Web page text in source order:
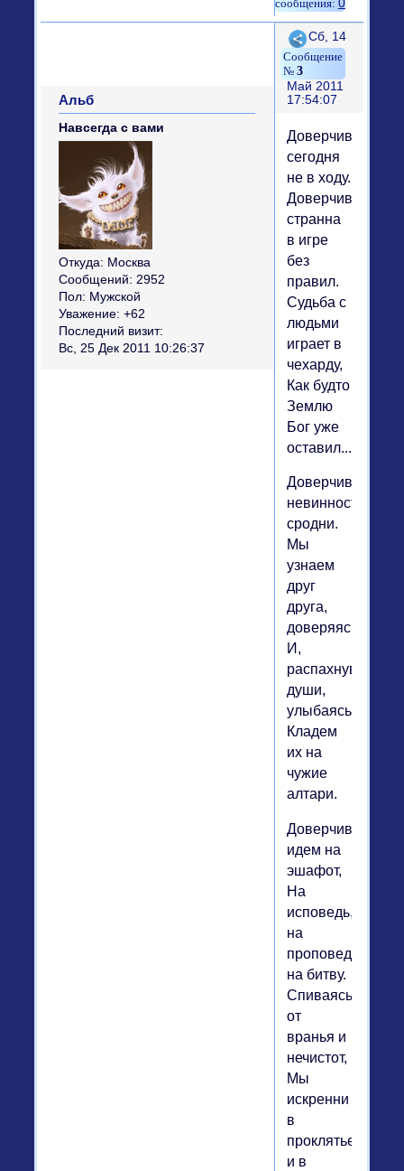
0
Поделиться
3
Сб, 14
Май 2011
17:54:07
Альб
Навсегда с вами
Откуда: Москва
Сообщений: 2952
Пол: Мужской
Уважение: +62
Последний визит:
Вс, 25 Дек 2011 10:26:37
Доверчивость
сегодня
не в ходу.
Доверчивость
странна
в игре
без
правил.
Судьба с
людьми
играет в
чехарду,
Как будто
Землю
Бог уже
оставил...
Доверчивость
невинности
сродни.
Мы
узнаем
друг
друга,
доверяясь
И,
распахнувши
души,
улыбаясь,
Кладем
их на
чужие
алтари.
Доверчиво
идем на
эшафот,
На
исповедь,
на
проповедь,
на битву.
Спиваясь
от
вранья и
нечистот,
Мы
искренни
в
проклятье
и в